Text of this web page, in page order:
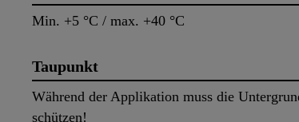
Min. +5 °C / max. +40 °C
Taupunkt
Während der Applikation muss die
schützen!